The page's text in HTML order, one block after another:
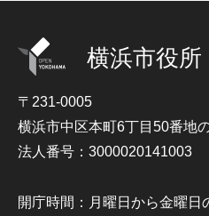
横浜市役所
〒231-0005
横浜市中区本町6丁目50番地
法人番号：3000020141003
開庁時間：月曜日から金曜